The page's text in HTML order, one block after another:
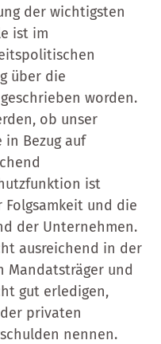
der wichtigsten
ist im
über die
worden.
ob unser
in Bezug auf
ist
und die
der Unternehmen.
ausreichend in der
Mandatsträger und
gut erledigen,
privaten
nennen.